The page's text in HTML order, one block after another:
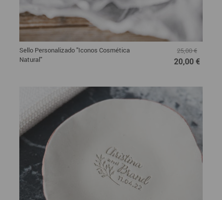
Sello Personalizado "Iconos Cosmética
Natural"
25,00 €
20,00 €